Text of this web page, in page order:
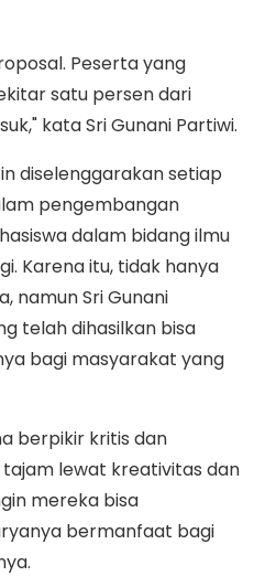
Peserta yang
satu persen dari
kata Sri Gunani Partiwi.
diselenggarakan setiap
pengembangan
dalam bidang ilmu
Karena itu, tidak hanya
namun Sri Gunani
telah dihasilkan bisa
bagi masyarakat yang
berpikir kritis dan
lewat kreativitas dan
mereka bisa
bermanfaat bagi